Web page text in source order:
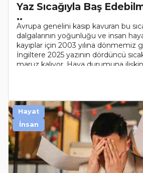
Yaz Sıcağıyla Baş
..
Avrupa genelini kasıp kavuran bu
dalgalarının yoğunluğu ve insan
kayıplar için 2003 yılına dönmemiz
İngiltere 2025 yazının dördüncü
maruz kalıyor. Hava durumuna ilişkin
Hayat
İnsan